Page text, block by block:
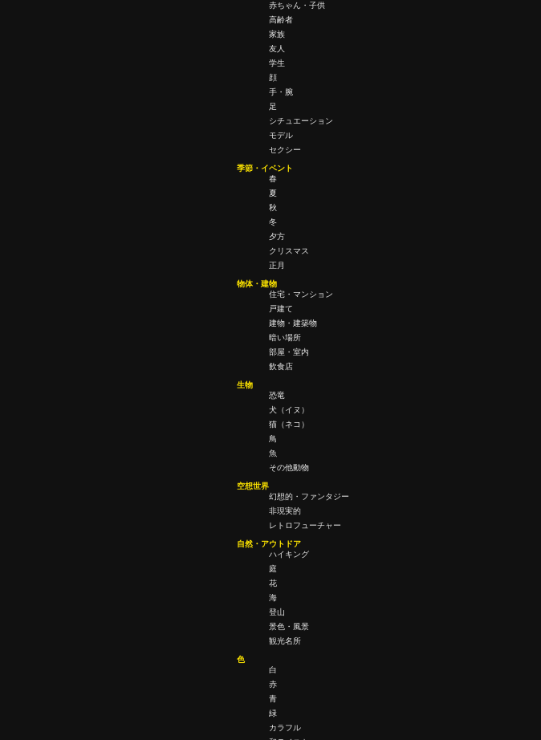
赤ちゃん・子供
高齢者
家族
友人
学生
顔
手・腕
足
シチュエーション
モデル
セクシー
季節・イベント
春
夏
秋
冬
夕方
クリスマス
正月
物体・建物
住宅・マンション
戸建て
建物・建築物
暗い場所
部屋・室内
飲食店
生物
恐竜
犬（イヌ）
猫（ネコ）
鳥
魚
その他動物
空想世界
幻想的・ファンタジー
非現実的
レトロフューチャー
自然・アウトドア
ハイキング
庭
花
海
登山
景色・風景
観光名所
色
白
赤
青
緑
カラフル